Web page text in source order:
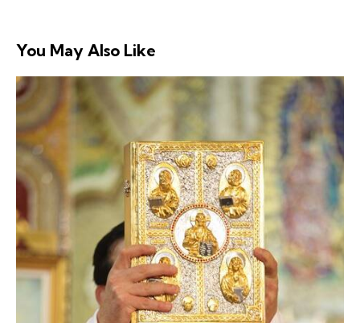
You May Also Like